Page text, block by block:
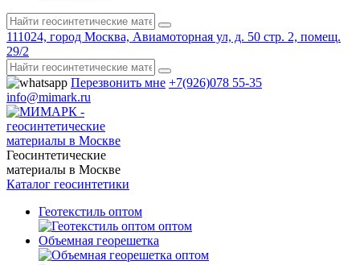
111024, город Москва, Авиамоторная ул, д. 50 стр. 2, помещ.
29/2
Перезвонить мне +7(926)078 55-35
info@mimark.ru
Геосинтетические
материалы в Москве
Каталог геосинтетики
Геотекстиль оптом
Объемная георешетка